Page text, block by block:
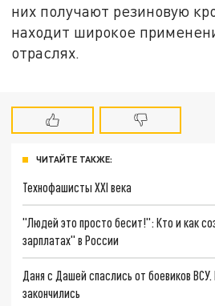
них получают резиновую
находит широкое
отраслях.
ЧИТАЙТЕ ТАКЖЕ:
Технофашисты XXI века
"Людей это просто бесит!": Кто и как
зарплатах" в России
Даня с Дашей спаслись от боевиков
закончились